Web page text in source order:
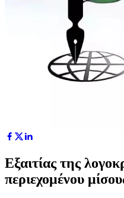
Εξαιτίας της
περιεχομένου